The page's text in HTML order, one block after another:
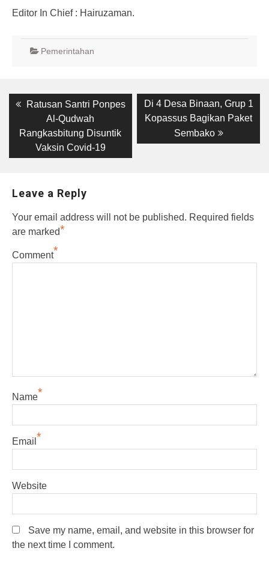
Editor In Chief : Hairuzaman.
Pemerintahan
Post
navigation
Previous
Ratusan Santri Ponpes
Al-Qudwah
Rangkasbitung Disuntik
Vaksin Covid-19
Next
post:
Di 4 Desa Binaan, Grup 1
Kopassus Bagikan Paket
Sembako
Leave a Reply
Your email address will not be published. Required fields
are marked*
Comment*
Name*
Email *
Website
Save my name, email, and website in this browser for
the next time I comment.